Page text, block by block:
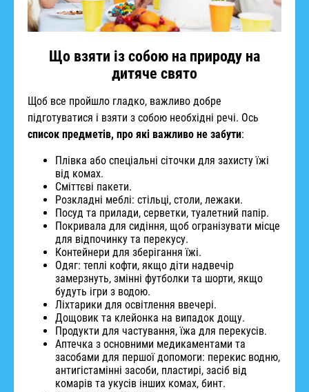
Що взяти із собою на природу на
дитяче свято
Щоб все пройшло гладко, важливо добре
підготуватися і взяти з собою необхідні речі. Ось
список предметів, про які важливо не забути:
Плівка або спеціальні сіточки для захисту їжі
від комах.
Сміттєві пакети.
Розкладні меблі: стільці, столи, лежаки.
Посуд та прилади, серветки, туалетний папір.
Покривала для сидіння, щоб огранізувати місце
для відпочинку та перекусу.
Контейнери для зберігання їжі.
Одяг: теплі кофти, якщо діти надвечір
замерзнуть, змінні футболки та шорти, якщо
будуть ігри з водою.
Ліхтарики для освітлення ввечері.
Дощовик та клейонка на випадок дощу.
Продукти для частування, їжа для перекусів.
Аптечка з основними медикаментами та
засобами для першої допомоги: перекис водню,
антигістамінні засоби, пластирі, засіб від
комарів та укусів інших комах, бинт.